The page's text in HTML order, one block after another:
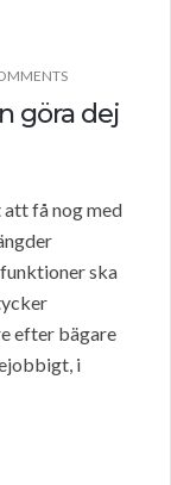
göra dej
få nog med
ska
efter bägare
i